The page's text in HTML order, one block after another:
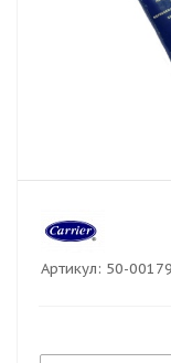
Артикул: 50-